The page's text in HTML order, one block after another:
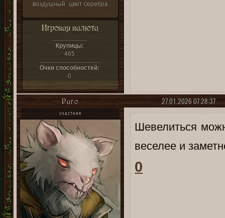
воздушный
цвет серебра
Игровая валюта
Крупицы:
465
Очки способностей:
0
27.01.2026 07:28:37
Раго
УЧАСТНИК
Шевелиться
веселее и
0